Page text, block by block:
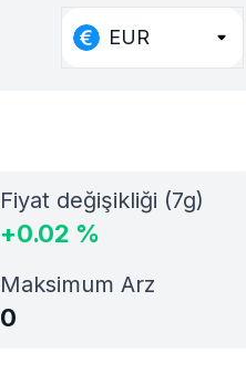
EUR
Fiyat değişikliği (7g)
+0.02 %
Maksimum Arz
0